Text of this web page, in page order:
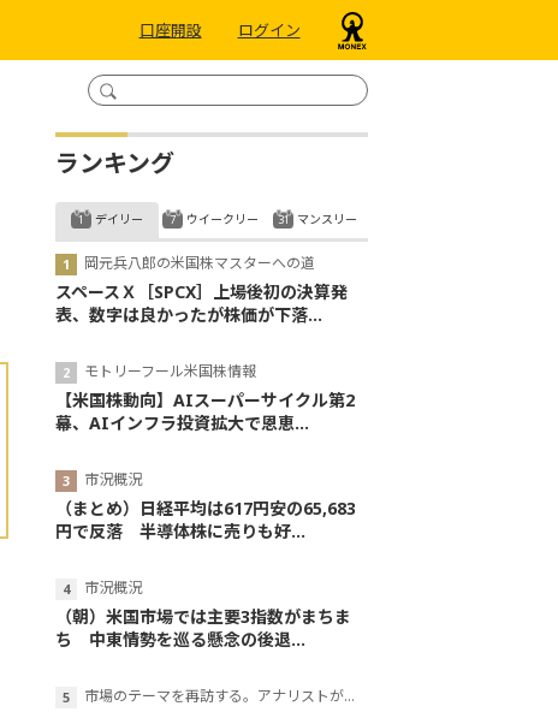
口座開設 ログイン
ランキング
デイリー
岡元兵八郎の米国株マスターへの道
スペースＸ［SPCX］上場後初の決算発
表、数字は良かったが株価が下落...
モトリーフール米国株情報
【米国株動向】AIスーパーサイクル第2
幕、AIインフラ投資拡大で恩恵...
市況概況
（まとめ）日経平均は617円安の65,683
円で反落 半導体株に売りも好...
市況概況
（朝）米国市場では主要3指数がまちま
ち 中東情勢を巡る懸念の後退...
市場のテーマを再訪する。アナリストが読み解くテーマの本質
ウイークリー マンスリー